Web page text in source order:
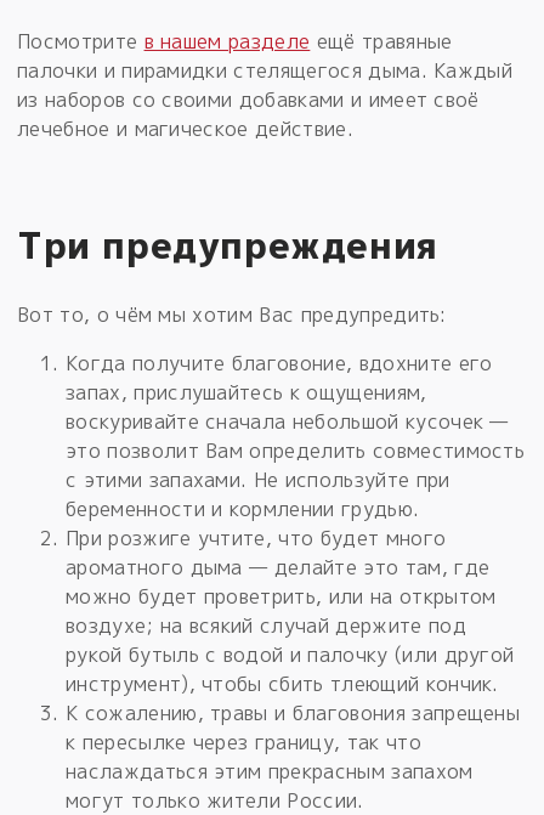
Посмотрите в нашем разделе ещё травяные
палочки и пирамидки стелящегося дыма. Каждый
из наборов со своими добавками и имеет своё
лечебное и магическое действие.
Три предупреждения
Вот то, о чём мы хотим Вас предупредить:
Когда получите благовоние, вдохните его
запах, прислушайтесь к ощущениям,
воскуривайте сначала небольшой кусочек —
это позволит Вам определить совместимость
с этими запахами. Не используйте при
беременности и кормлении грудью.
При розжиге учтите, что будет много
ароматного дыма — делайте это там, где
можно будет проветрить, или на открытом
воздухе; на всякий случай держите под
рукой бутыль с водой и палочку (или другой
инструмент), чтобы сбить тлеющий кончик.
К сожалению, травы и благовония запрещены
к пересылке через границу, так что
наслаждаться этим прекрасным запахом
могут только жители России.